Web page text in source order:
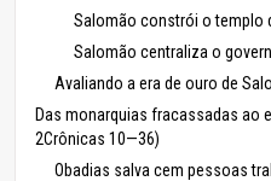
Salomão constrói o templo
Salomão centraliza o
Avaliando a era de ouro de
Das monarquias fracassadas ao
2Crônicas 10—36)
Obadias salva cem pessoas